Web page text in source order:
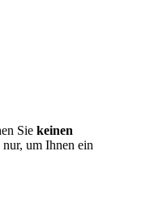
Sie keinen
um Ihnen ein